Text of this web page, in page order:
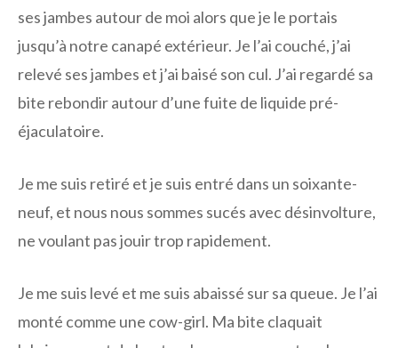
ses jambes autour de moi alors que je le portais
jusqu’à notre canapé extérieur. Je l’ai couché, j’ai
relevé ses jambes et j’ai baisé son cul. J’ai regardé sa
bite rebondir autour d’une fuite de liquide pré-
éjaculatoire.
Je me suis retiré et je suis entré dans un soixante-
neuf, et nous nous sommes sucés avec désinvolture,
ne voulant pas jouir trop rapidement.
Je me suis levé et me suis abaissé sur sa queue. Je l’ai
monté comme une cow-girl. Ma bite claquait